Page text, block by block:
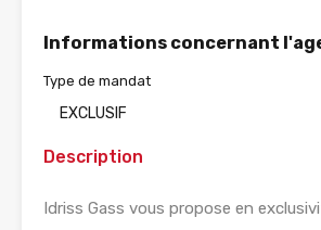
Informations concernant
Type de mandat
EXCLUSIF
Description
Idriss Gass vous propose en